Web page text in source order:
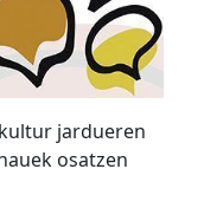
jardueren
osatzen